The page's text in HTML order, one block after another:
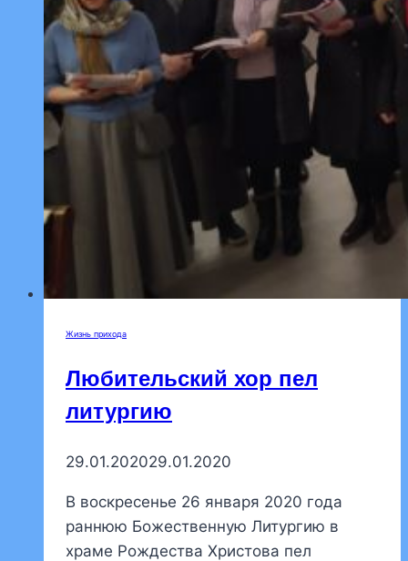
Жизнь прихода
Любительский хор пел
литургию
29.01.202029.01.2020
В воскресенье 26 января 2020 года
раннюю Божественную Литургию в
храме Рождества Христова пел